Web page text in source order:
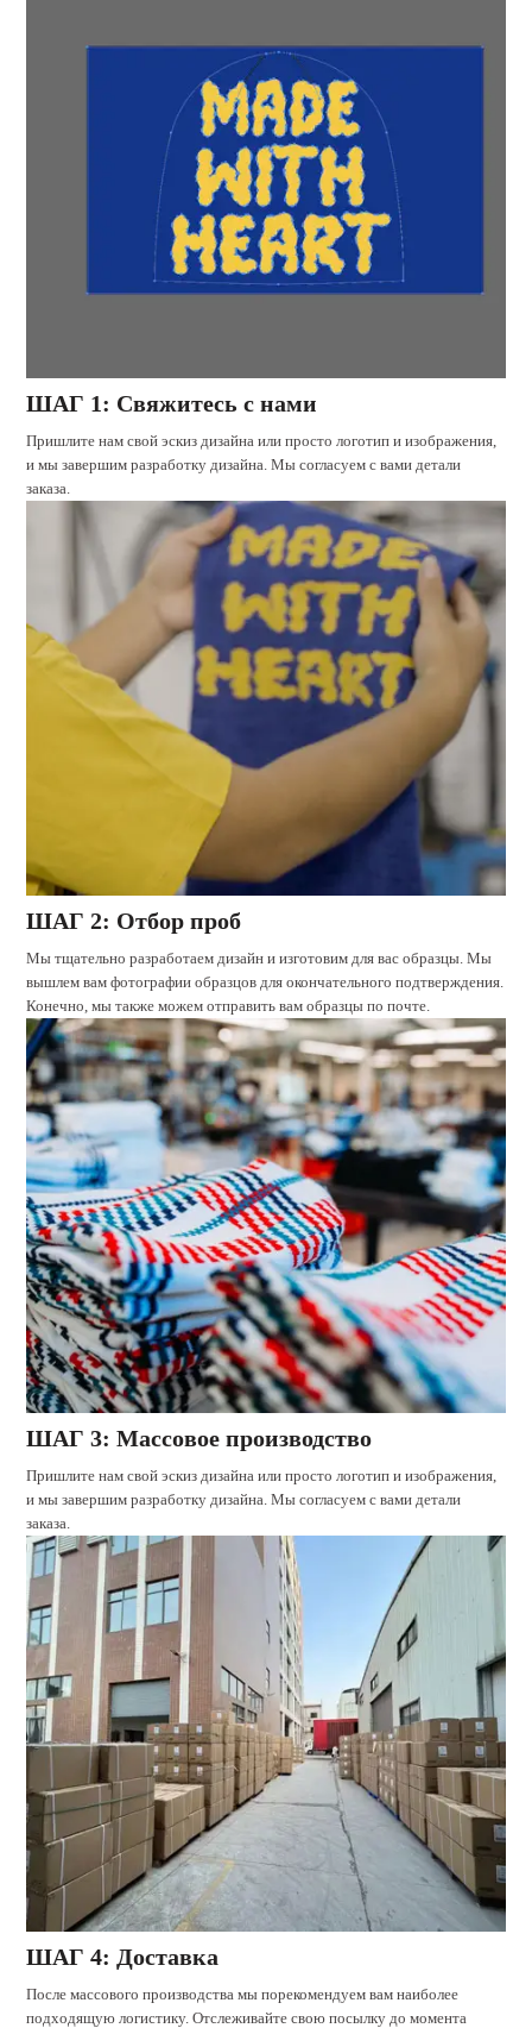
ШАГ 1: Свяжитесь с нами
Пришлите нам свой эскиз дизайна или просто логотип и изображения,
и мы завершим разработку дизайна. Мы согласуем с вами детали
заказа.
ШАГ 2: Отбор проб
Мы тщательно разработаем дизайн и изготовим для вас образцы. Мы
вышлем вам фотографии образцов для окончательного подтверждения.
Конечно, мы также можем отправить вам образцы по почте.
ШАГ 3: Массовое производство
Пришлите нам свой эскиз дизайна или просто логотип и изображения,
и мы завершим разработку дизайна. Мы согласуем с вами детали
заказа.
ШАГ 4: Доставка
После массового производства мы порекомендуем вам наиболее
подходящую логистику. Отслеживайте свою посылку до момента